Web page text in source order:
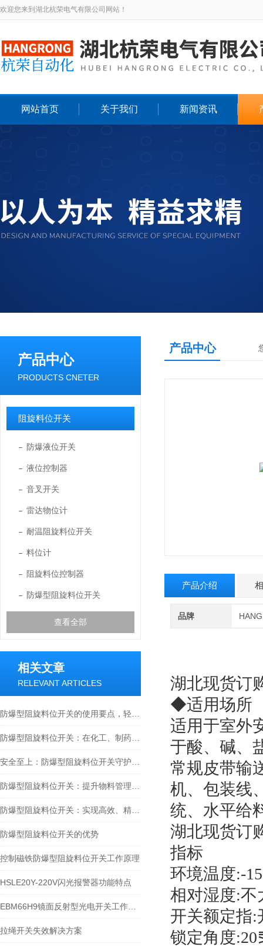
欢迎您来到湖北杭荣电气有限公司网站！
网站首页 关于我们 新闻资讯
产品中心
PRODUCTS CNETER
阻旋料位开关
防爆液位开关
液位控制器
音叉开关
雷达物位计
耐温阻旋料位开关
料位计
阻旋料位控制器
防爆型阻旋料位开关
查看全部
相关文章
RELEVANT ARTICLES
防爆型阻旋料位开关的优势
控制磁铁防爆型阻旋料位开关工作原理
HSLE20Y-220V闪光报警器功能特点
拉绳开关失效解决方案
产品中心
产品介绍
品牌
湖北现货订
◆适用场所
适用于室外
于酸、碱、
常规皮带输
机、包装线
统、水平给
湖北现货订
指标
环境温度:-
相对湿度:不
开关额定指:
锁定角度